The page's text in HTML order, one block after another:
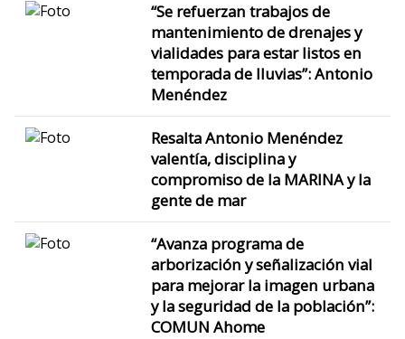
“Se refuerzan trabajos de
mantenimiento de drenajes y
vialidades para estar listos en
temporada de lluvias”: Antonio
Menéndez
Resalta Antonio Menéndez
valentía, disciplina y
compromiso de la MARINA y la
gente de mar
“Avanza programa de
arborización y señalización vial
para mejorar la imagen urbana
y la seguridad de la población”:
COMUN Ahome